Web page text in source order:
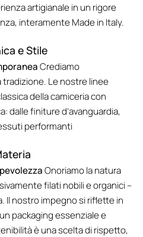
artigianale in un rigore
interamente Made in Italy.
e Stile
Crediamo
tradizione. Le nostre linee
della camiceria con
dalle finiture d’avanguardia,
performanti
Onoriamo la natura
filati nobili e organici –
Il nostro impegno si riflette in
packaging essenziale e
è una scelta di rispetto,